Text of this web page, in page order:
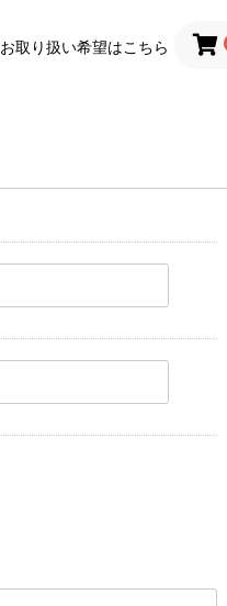
お取り扱い希望はこちら